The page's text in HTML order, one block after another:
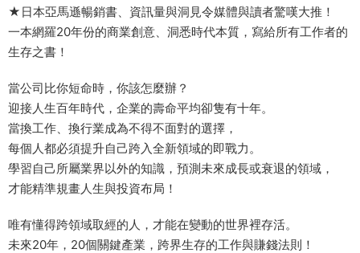
★日本亞馬遜暢銷書、資訊量與洞見令媒體與讀者驚嘆大推！
一本網羅20年份的商業創意、洞悉時代本質，寫給所有工作者的
生存之書！
當公司比你短命時，你該怎麼辦？
迎接人生百年時代，企業的壽命平均卻隻有十年。
當換工作、換行業成為不得不面對的選擇，
每個人都必須提升自己跨入全新領域的即戰力。
學習自己所屬業界以外的知識，預測未來成長或衰退的領域，
才能精準規畫人生與投資布局！
唯有懂得跨領域取經的人，才能在變動的世界裡存活。
未來20年，20個關鍵產業，跨界生存的工作與賺錢法則！